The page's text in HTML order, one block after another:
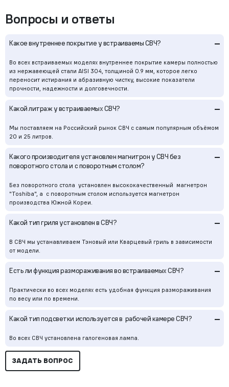
Вопросы и ответы
Какое внутреннее покрытие у встраиваемы СВЧ? –
Во всех встраиваемых моделях внутреннее покрытие камеры полностью
из нержавеющей стали AISI 304, толщиной 0.9 мм, которое легко
переносит истирания и абразивную чистку, высокие показатели
прочности, надежности и долговечности.
Какой литраж у встраиваемых СВЧ? –
Мы поставляем на Российский рынок СВЧ с самым популярным объёмом
20 и 25 литров.
Какого производителя установлен магнитрон у СВЧ без
поворотного стола и с поворотным столом?
–
Без поворотного стола установлен высококачественный магнетрон
"Toshiba", а с поворотным столом используется магнетрон
производства Южной Кореи.
Какой тип гриля установлен в СВЧ? –
В СВЧ мы устанавливаем Тэновый или Кварцевый гриль в зависимости
от модели.
Есть ли функция размораживания во встраиваемых СВЧ? –
Практически во всех моделях есть удобная функция размораживания
по весу или по времени.
Какой тип подсветки используется в рабочей камере СВЧ? –
Во всех СВЧ установлена галогеновая лампа.
ЗАДАТЬ ВОПРОС